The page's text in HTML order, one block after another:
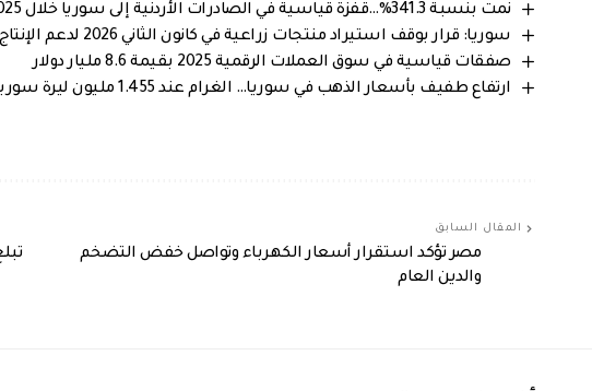
نمت بنسبة 341.3%…قفزة قياسية في الصادرات الأردنية إلى سوريا خلال 2025
سوريا: قرار بوقف استيراد منتجات زراعية في كانون الثاني 2026 لدعم الإنتاج المحلي
صفقات قياسية في سوق العملات الرقمية 2025 بقيمة 8.6 مليار دولار
ارتفاع طفيف بأسعار الذهب في سوريا… الغرام عند 1.455 مليون ليرة سورية
المقال السابق
مصر تؤكد استقرار أسعار الكهرباء وتواصل خفض التضخم
والدين العام